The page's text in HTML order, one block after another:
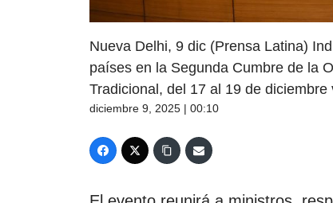
Nueva Delhi, 9 dic (Prensa Latina)
países en la Segunda Cumbre de la
Tradicional, del 17 al 19 de diciembre
diciembre 9, 2025 | 00:10